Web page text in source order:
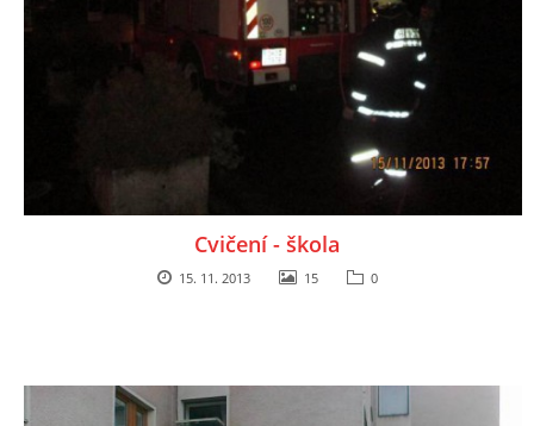
Cvičení - škola
15. 11. 2013 15 0